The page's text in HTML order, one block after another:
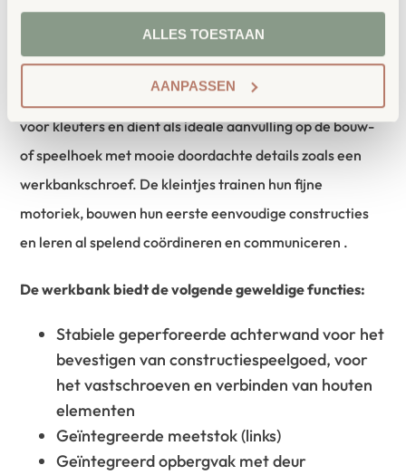
ALLES TOESTAAN
AANPASSEN
Deze robuuste werkbank in op elkaar afgestemde
pasteltinten is een echte blikvanger en biedt kleine
knutselaars en ambachtslieden ruimte voor fantasierijk,
creatief rollenspel. De werkbank heeft de ideale hoogte
voor kleuters en dient als ideale aanvulling op de bouw-
of speelhoek met mooie doordachte details zoals een
werkbankschroef. De kleintjes trainen hun fijne
motoriek, bouwen hun eerste eenvoudige constructies
en leren al spelend coördineren en communiceren .
De werkbank biedt de volgende geweldige functies:
Stabiele geperforeerde achterwand voor het
bevestigen van constructiespeelgoed, voor
het vastschroeven en verbinden van houten
elementen
Geïntegreerde meetstok (links)
Geïntegreerd opbergvak met deur